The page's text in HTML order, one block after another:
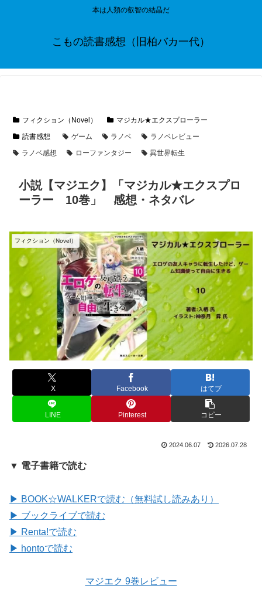
本は人類の叡智の結晶だ
こもの読書感想（旧柏バカ一代）
フィクション（Novel）
マジカル★エクスプローラー
読書感想
ゲーム ラノベ
ラノベレビュー
ラノベ感想
ローファンタジー 異世界転生
小説【マジエク】「マジカル★エクスプロ
ーラー 10巻」 感想・ネタバレ
フィクション（Novel）
X Facebook はてブ
LINE Pinterest コピー
2024.06.07 2026.07.28
▼ 電子書籍で読む
▶ BOOK☆WALKERで読む（無料試し読みあり）
▶ ブックライブで読む
▶ Renta!で読む
▶ hontoで読む
マジエク 9巻レビュー